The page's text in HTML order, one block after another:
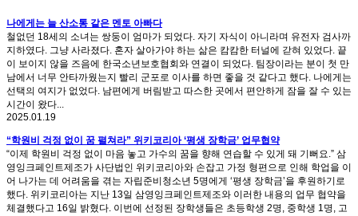
나에게는 늘 산소통 같은 멘토 아빠다
철없던 18세의 소녀는 쌍둥이 엄마가 되었다. 자기 자식이 아니라며 유전자 검사까
지하였다. 그냥 사라졌다. 혼자 살아가야 하는 삶은 캄캄한 터널에 갇혀 있었다. 끝
이 보이지 않을 즈음에 한국소년보호협회와 연결이 되었다. 팀장이라는 분이 첫 만
남에서 너무 안타까웠는지 빨리 군포로 이사를 하면 좋을 것 같다고 했다. 나에게는
선택의 여지가 없었다. 남편에게 버림받고 따스한 곳에서 편안하게 잠을 잘 수 있는
시간이 왔다...
2025.01.19
“학원비 걱정 없이 꿈 펼쳐라” 위키코리아 ‘평생 장학금’ 업무협약
“이제 학원비 걱정 없이 마음 놓고 가수의 꿈을 향해 연습할 수 있게 돼 기뻐요.” 삼
영잉크페인트제조가 사단법인 위키코리아와 손잡고 가정 형편으로 인해 학업을 이
어 나가는 데 어려움을 겪는 자립준비청소년 5명에게 ‘평생 장학금’을 후원하기로
했다. 위키코리아는 지난 13일 삼영잉크페인트제조와 이러한 내용의 업무 협약을
체결했다고 16일 밝혔다. 이번에 선정된 장학생들은 초등학생 2명, 중학생 1명, 고